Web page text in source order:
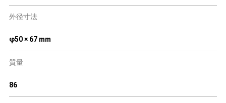
外径寸法
φ50 × 67 mm
質量
86